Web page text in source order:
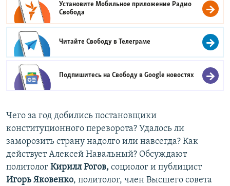
Установите Мобильное приложение Радио
Свобода
Читайте Свободу вТелеграме
Подпишитесь на Свободу вGoogle новостях
Чего за год добились постановщики
конституционного переворота? Удалось ли
заморозить страну надолго или навсегда? Как
действует Алексей Навальный? Обсуждают
политолог Кирилл Рогов, социолог и публицист
Игорь Яковенко, политолог, член Высшего совета